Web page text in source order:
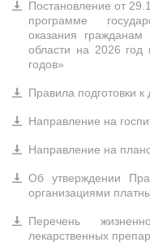
Постановление от
программе
оказания
области на 2026
годов»
Правила подготовки
Направление на
Направление на
Об утверждении
организациями
Перечень
лекарственных